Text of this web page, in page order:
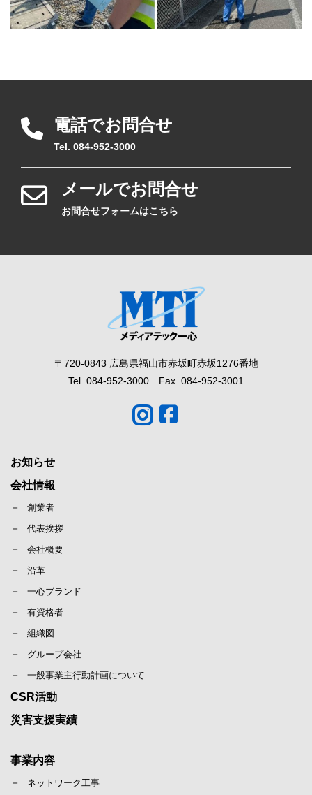
電話でお問合せ
Tel. 084-952-3000
メールでお問合せ
お問合せフォームはこちら
〒720-0843 広島県福山市赤坂町赤坂1276番地
Tel. 084-952-3000 Fax. 084-952-3001
お知らせ
会社情報
創業者
代表挨拶
会社概要
沿革
一心ブランド
有資格者
組織図
グループ会社
一般事業主行動計画について
CSR活動
災害支援実績
事業内容
ネットワーク工事